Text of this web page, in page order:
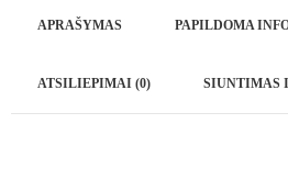
APRAŠYMAS PAPILDOMA
ATSILIEPIMAI (0) SIUNTIMAS